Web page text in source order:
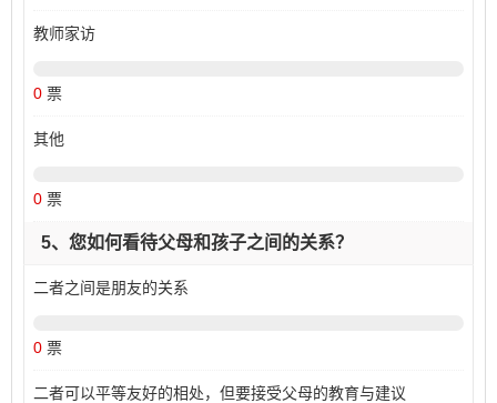
教师家访
0 票
其他
0 票
5、您如何看待父母和孩子之间的关系？
二者之间是朋友的关系
0 票
二者可以平等友好的相处，但要接受父母的教育与建议